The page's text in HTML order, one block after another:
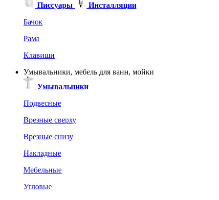
Писсуары
Инсталляции
Бачок
Рама
Клавиши
Умывальники, мебель для ванн, мойки
Умывальники
Подвесные
Врезные сверху
Врезные снизу
Накладные
Мебельные
Угловые